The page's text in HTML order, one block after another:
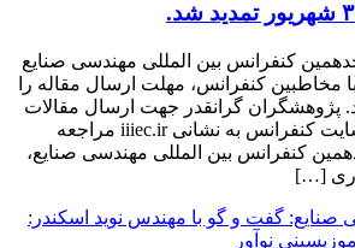
کنفرانس بین المللی مهندسی صنایع
کنفرانس، مهلت ارسال مقاله را
کرد. پژوهشگران گرانقدر جهت ارسال مقالات
خود می توانند به وب سایت کنفرانس به نشانی iiiec.ir مراجعه
کنفرانس بین المللی مهندسی صنایع،
[…]